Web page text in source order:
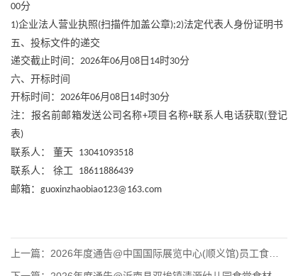
00分
1)企业法人营业执照(扫描件加盖公章);2)法定代表人身份证明书
五、投标文件的递交
递交截止时间： 2026年06月 08 日 14时30分
六、开标时间
开标时间： 2026年06月 08 日 14时30分
注：报名前邮箱发送公司名称+项目名称+联系人电话获取(登记
表)
联系人：
董天 13041093518
联系人：
徐工
18611886439
邮箱： guoxinzhaobiao123@163.com
上一篇： 2026年度通告@中国国际展览中心(顺义馆)员工食堂招标公告